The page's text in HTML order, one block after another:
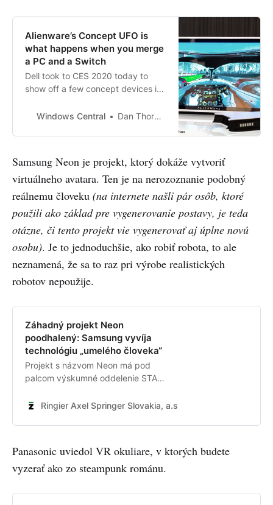
Alienware’s Concept UFO is
what happens when you merge
a PC and a Switch
Dell took to CES 2020 today to
show off a few concept devices it
most interesting is the Alienware
happen if you merged a PC with a
Windows Central Dan Thorp-Lancaster
Samsung Neon je projekt, ktorý dokáže vytvoriť
virtuálneho avatara. Ten je na nerozoznanie podobný
reálnemu človeku (na internete našli pár osôb, ktoré
použili ako základ pre vygenerovanie postavy, je teda
otázne, či tento projekt vie vygenerovať aj úplne novú
osobu). Je to jednoduchšie, ako robiť robota, to ale
neznamená, že sa to raz pri výrobe realistických
robotov nepoužije.
Záhadný projekt Neon
poodhalený: Samsung vyvíja
technológiu „umelého človeka“
Projekt s názvom Neon má pod
palcom výskumné oddelenie STAR
Ringier Axel Springer Slovakia, a.s.
Panasonic uviedol VR okuliare, v ktorých budete
vyzerať ako zo steampunk románu.